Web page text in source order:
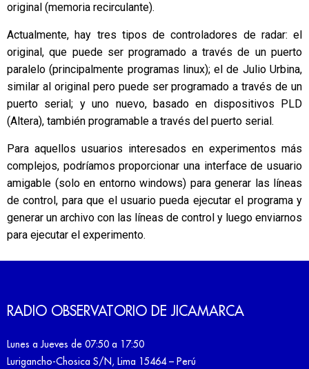
original (memoria recirculante).
Actualmente, hay tres tipos de controladores de radar: el
original, que puede ser programado a través de un puerto
paralelo (principalmente programas linux); el de Julio Urbina,
similar al original pero puede ser programado a través de un
puerto serial; y uno nuevo, basado en dispositivos PLD
(Altera), también programable a través del puerto serial.
Para aquellos usuarios interesados en experimentos más
complejos, podríamos proporcionar una interface de usuario
amigable (solo en entorno windows) para generar las líneas
de control, para que el usuario pueda ejecutar el programa y
generar un archivo con las líneas de control y luego enviarnos
para ejecutar el experimento.
RADIO OBSERVATORIO DE JICAMARCA
Lunes a Jueves de 07:50 a 17:50
Lurigancho-Chosica S/N, Lima 15464 – Perú